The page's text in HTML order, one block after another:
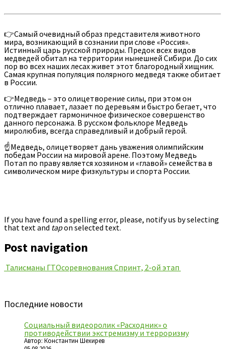
👉Самый очевидный образ представителя животного
мира, возникающий в сознании при слове «Россия».
Истинный царь русской природы. Предок всех видов
медведей обитал на территории нынешней Сибири. До сих
пор во всех наших лесах живет этот благородный хищник.
Самая крупная популяция полярного медведя также обитает
в России.
👉Медведь – это олицетворение силы, при этом он
отлично плавает, лазает по деревьям и быстро бегает, что
подтверждает гармоничное физическое совершенство
данного персонажа. В русском фольклоре Медведь
миролюбив, всегда справедливый и добрый герой.
☝Медведь, олицетворяет дань уважения олимпийским
победам России на мировой арене. Поэтому Медведь
Потап по праву является хозяином и «главой» семейства в
символическом мире физкультуры и спорта России.
If you have found a spelling error, please, notify us by selecting
that text and tapon selected text.
Post navigation
Талисманы ГТОсоревнования Спринт, 2-ой этап
Последние новости
Социальный видеоролик «Расходник» о
противодействии экстремизму и терроризму
Автор: Константин Шехирев